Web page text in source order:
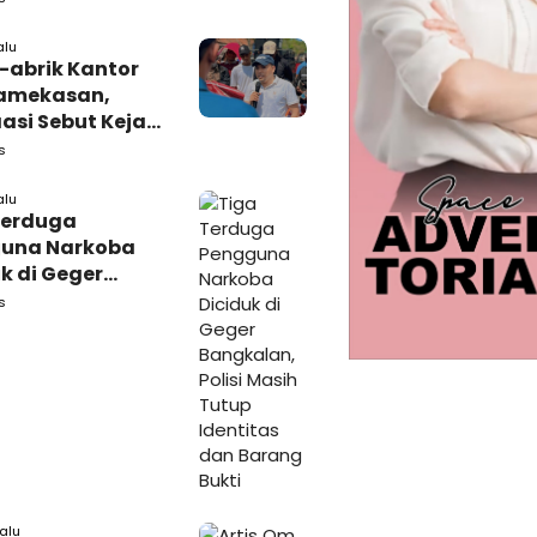
abrik Kantor
Sebut Kejari
Narkoba
di Geger
Polisi